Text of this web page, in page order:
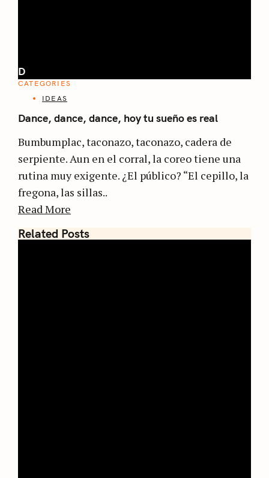
D
CATEGORIES
IDEAS
Dance, dance, dance, hoy tu sueño es real
Bumbumplac, taconazo, taconazo, cadera de
serpiente. Aun en el corral, la coreo tiene una
rutina muy exigente. ¿El público? “El cepillo, la
fregona, las sillas..
Read More
Related Posts